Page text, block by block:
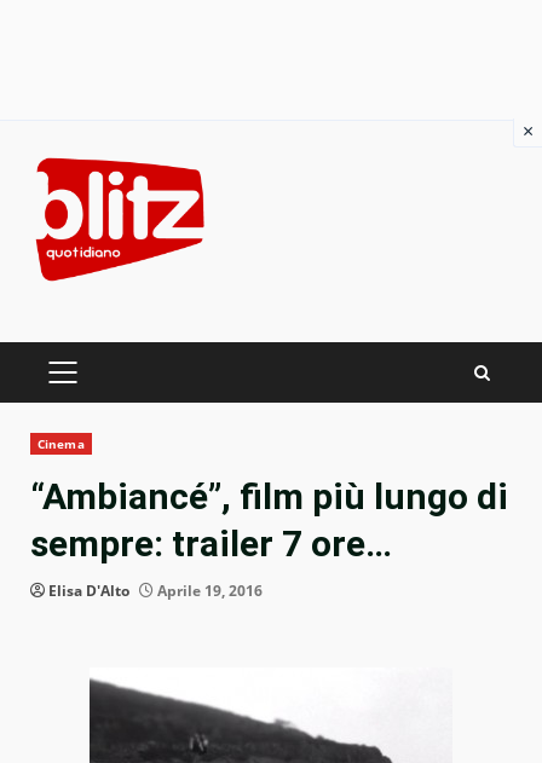
content
PRIMARY
Cinema
“Ambiancé”, film più lungo di
sempre: trailer 7 ore…
Elisa D'Alto Aprile 19, 2016
×